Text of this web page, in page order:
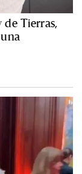
de Tierras,